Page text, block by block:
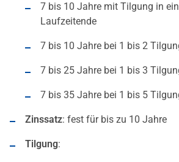
7 bis 10 Jahre mit Tilgung in
Laufzeitende
7 bis 10 Jahre bei 1 bis 2
7 bis 25 Jahre bei 1 bis 3
7 bis 35 Jahre bei 1 bis 5
Zinssatz: fest für bis zu 10 Jahre
Tilgung: